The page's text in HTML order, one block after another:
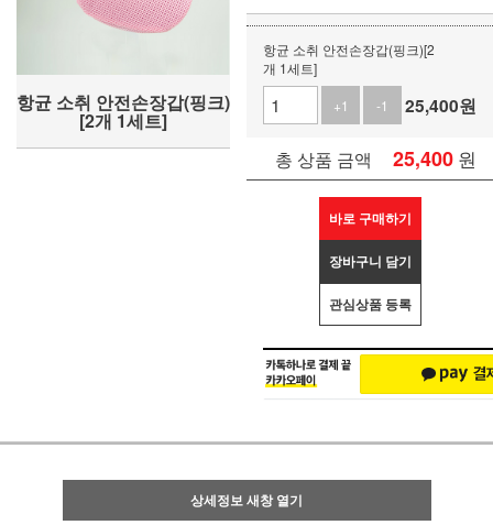
항균 소취 안전손장갑(핑크)
[2개 1세트]
항균 소취 안전손장갑(핑크)[2
개 1세트]
+1
-1 25,400원
총 상품 금액 25,400 원
바로 구매하기
장바구니 담기
관심상품 등록
상세정보 새창 열기